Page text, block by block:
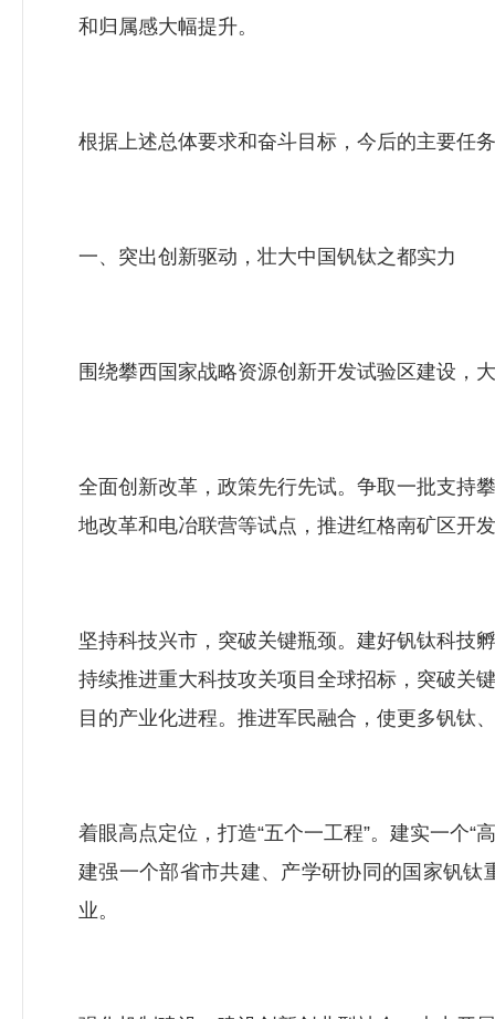
和归属感大幅提升。
根据上述总体要求和奋斗目标，今后的主要任
一、突出创新驱动，壮大中国钒钛之都实力
围绕攀西国家战略资源创新开发试验区建设，
全面创新改革，政策先行先试。争取一批支持
地改革和电冶联营等试点，推进红格南矿区开
坚持科技兴市，突破关键瓶颈。建好钒钛科技
持续推进重大科技攻关项目全球招标，突破关
目的产业化进程。推进军民融合，使更多钒钛
着眼高点定位，打造“五个一工程”。建实一个“
建强一个部省市共建、产学研协同的国家钒
业。